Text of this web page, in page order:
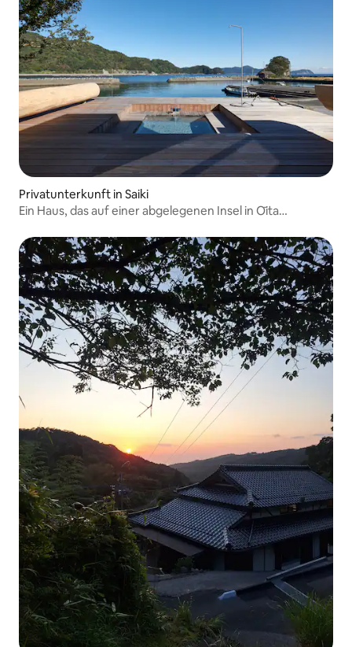
Privatunterkunft in Saiki
Ein Haus, das auf einer abgelegenen Insel in Ōita